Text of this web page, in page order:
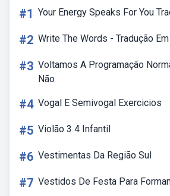
#1 Your Energy Speaks For You
#2 Write The Words - Tradução
#3 Voltamos A Programação
Não
#4 Vogal E Semivogal Exercicios
#5 Violão 3 4 Infantil
#6 Vestimentas Da Região Sul
#7 Vestidos De Festa Para